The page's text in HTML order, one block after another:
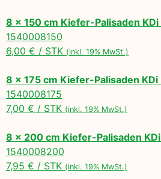
8 x 150 cm Kiefer-Palisaden KDi
1540008150
6,00 € / STK (inkl. 19% MwSt.)
8 x 175 cm Kiefer-Palisaden KDi
1540008175
7,00 € / STK (inkl. 19% MwSt.)
8 x 200 cm Kiefer-Palisaden KDi
1540008200
7,95 € / STK (inkl. 19% MwSt.)